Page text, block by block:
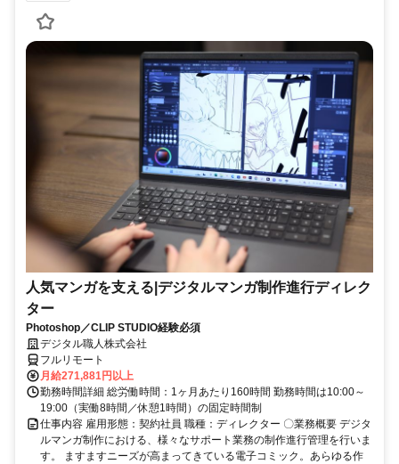
人気マンガを支える|デジタルマンガ制作進行ディレク
ター
Photoshop／CLIP STUDIO経験必須
デジタル職人株式会社
フルリモート
月給271,881円以上
勤務時間詳細 総労働時間：1ヶ月あたり160時間 勤務時間は10:00～
19:00（実働8時間／休憩1時間）の固定時間制
仕事内容 雇用形態：契約社員 職種：ディレクター 〇業務概要 デジタ
ルマンガ制作における、様々なサポート業務の制作進行管理を行いま
す。 ますますニーズが高まってきている電子コミック。あらゆる作